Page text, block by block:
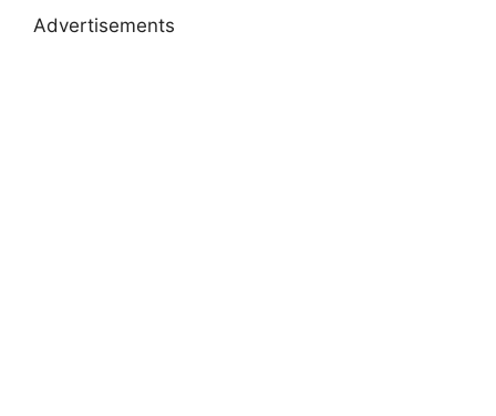
Advertisements